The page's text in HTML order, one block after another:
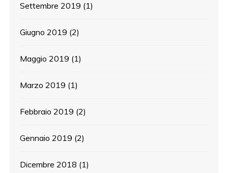
Settembre 2019 (1)
Giugno 2019 (2)
Maggio 2019 (1)
Marzo 2019 (1)
Febbraio 2019 (2)
Gennaio 2019 (2)
Dicembre 2018 (1)